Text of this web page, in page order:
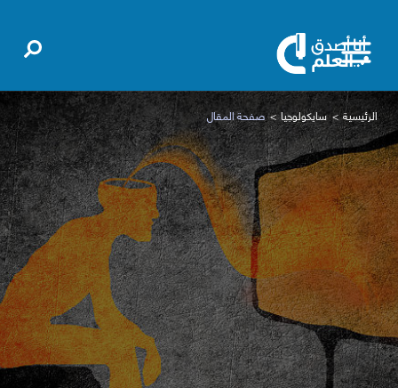
الرئيسية سايكولوجيا صفحة المقال